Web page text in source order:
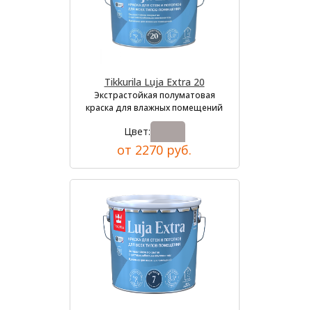
Tikkurila Luja Extra 20
Экстрастойкая полуматовая
краска для влажных помещений
Цвет:
от 2270 руб.